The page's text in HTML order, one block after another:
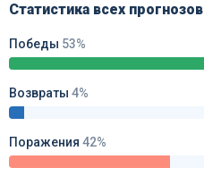
Статистика всех прогнозов
Победы 53%
Возвраты 4%
Поражения 42%